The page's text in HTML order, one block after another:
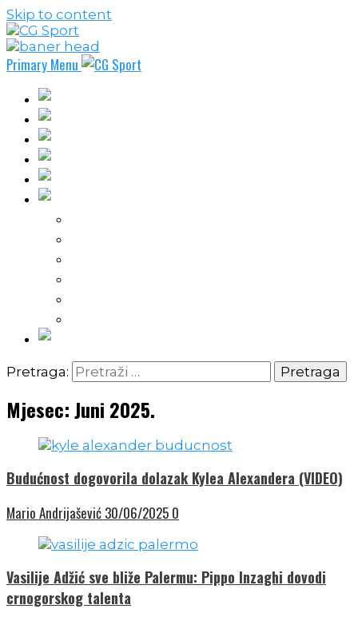
Skip to content
Primary Menu
Pretraga:
Mjesec:Juni 2025.
Budućnost dogovorila dolazak Kylea Alexandera (VIDEO)
Mario Andrijašević 30/06/2025 0
Vasilije Adžić sve bliže Palermu: Pippo Inzaghi dovodi
crnogorskog talenta